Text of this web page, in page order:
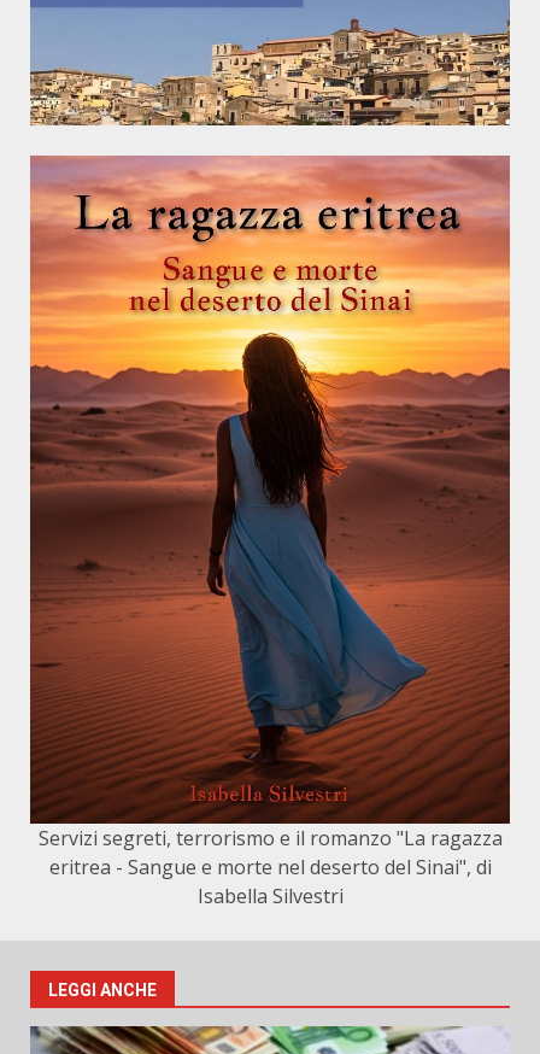
Servizi segreti, terrorismo e il romanzo "La ragazza
eritrea - Sangue e morte nel deserto del Sinai", di
Isabella Silvestri
LEGGI ANCHE